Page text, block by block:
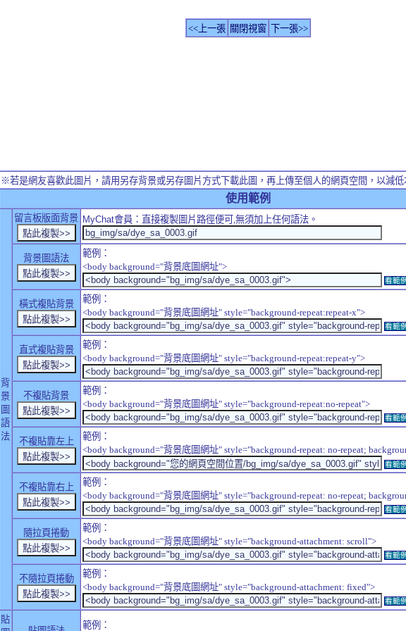
<<上一張 關閉視窗 下一張>>
※若是網友喜歡此圖片，請用另存背景或另存圖片方式下載此圖，再上傳至個人的網頁空間，以減低
使用範例
背
景
圖
語
法
留言板版面背景 MyChat會員：直接複製圖片路徑便可,無須加上任何語法。
背景圖語法
範例：
<body background="背景底圖網址">
看範例
橫式複貼背景
範例：
<body background="背景底圖網址" style="background-repeat:repeat-x">
看範例
直式複貼背景
範例：
<body background="背景底圖網址" style="background-repeat:repeat-y">
不複貼背景
範例：
<body background="背景底圖網址" style="background-repeat:no-repeat">
看範例
不複貼靠左上
範例：
<body background="背景底圖網址" style="background-repeat: no-repeat;
看範例
不複貼靠右上
範例：
<body background="背景底圖網址" style="background-repeat: no-repeat;
看範例
隨拉頁捲動
範例：
<body background="背景底圖網址" style="background-attachment: scroll">
看範例
不隨拉頁捲動
範例：
<body background="背景底圖網址" style="background-attachment: fixed">
看範例
貼
範例：